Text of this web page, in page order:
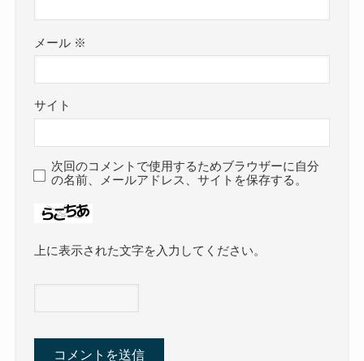
メール ※
サイト
次回のコメントで使用するためブラウザーに自分
の名前、メールアドレス、サイトを保存する。
上に表示された文字を入力してください。